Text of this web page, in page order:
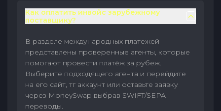
Как оплатить инвойс зарубежному
поставщику?
В разделе международных платежей
представлены проверенные агенты, которые
помогают провести платёж за рубеж.
Выберите подходящего агента и перейдите
на его сайт, тг аккаунт или оставьте заявку
через MoneySwap выбрав SWIFT/SEPA
переводы.